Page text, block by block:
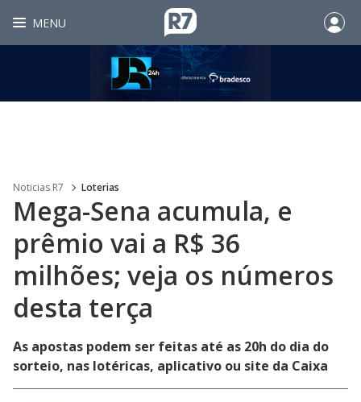
MENU
Noticias R7 Loterias
Mega-Sena acumula, e
prêmio vai a R$ 36
milhões; veja os números
desta terça
As apostas podem ser feitas até as 20h do dia do
sorteio, nas lotéricas, aplicativo ou site da Caixa